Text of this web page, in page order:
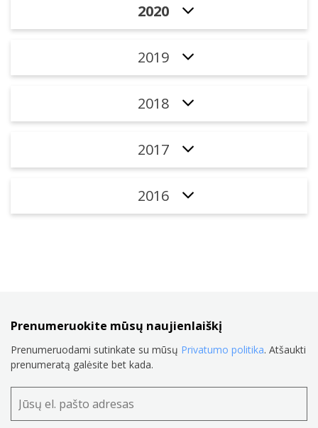
2020
2019
2018
2017
2016
Prenumeruokite mūsų naujienlaiškį
Prenumeruodami sutinkate su mūsų Privatumo politika. Atšaukti
prenumeratą galėsite bet kada.